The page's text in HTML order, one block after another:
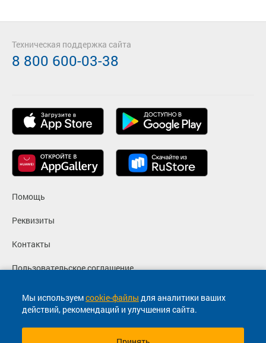
Мы используемcookie-файлы для аналитики ваших
действий, рекомендаций и улучшения сайта.
Помощь
Реквизиты
Контакты
Пользовательское соглашение
Политика конфиденциальности
Согласие на маркетинговые сообщения
Техническая поддержка сайта
8 800 600-03-38